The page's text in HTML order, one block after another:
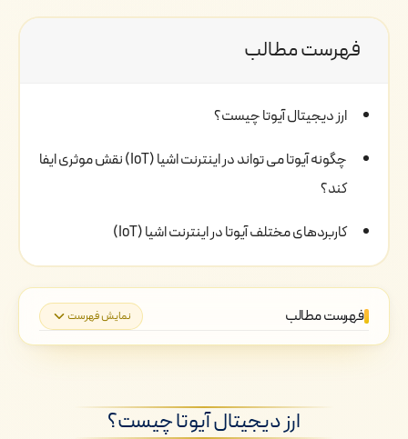
فهرست مطالب
ارز دیجیتال آیوتا چیست؟
چگونه آیوتا می تواند در اینترنت اشیا (IoT) نقش موثری ایفا
کند؟
کاربردهای مختلف آیوتا در اینترنت اشیا (IoT)
فهرست مطالب نمایش فهرست
ارز دیجیتال آیوتا چیست؟
نقش موثری ایفا کند؟
ارز دیجیتال آیوتا چیست؟